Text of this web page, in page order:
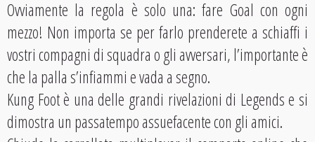
Ovviamente la regola è solo una: fare Goal con ogni
mezzo! Non importa se per farlo prenderete a schiaffi i
vostri compagni di squadra o gli avversari, l’importante è
che la palla s’infiammi e vada a segno.
Kung Foot è una delle grandi rivelazioni di Legends e si
dimostra un passatempo assuefacente con gli amici.